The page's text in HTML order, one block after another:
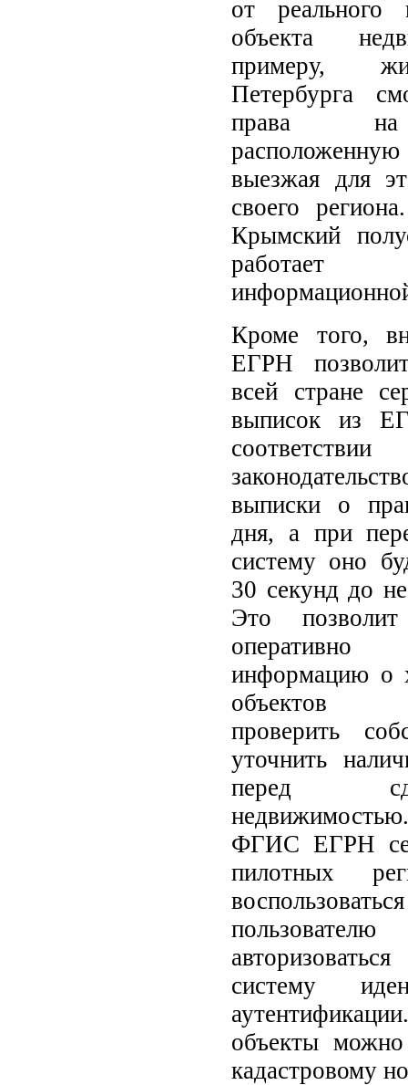
от реального
объекта
примеру,
Петербурга
права на
выезжая для
своего
Крымский
Кроме того,
ЕГРН
всей стране
выписок из
выписки о
дня, а при
систему оно
30 секунд до
Это позволит
информацию о
объектов
проверить
уточнить
перед
ФГИС ЕГРН
пилотных
систему
объекты
кадастровому